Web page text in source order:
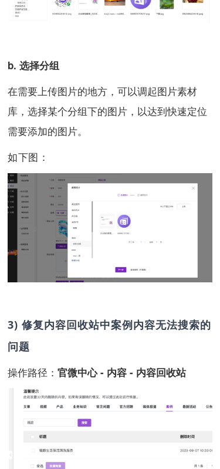
b. 选择分组
在需要上传图片的地方，可以调起图片素材
库，选择某个分组下的图片，以达到快速定位
需要添加的图片。
如下图 ：
3) 修复内容回收站中案例内容无法搜索的
问题
操作路径： 官微中心 - 内容 - 内容回收站